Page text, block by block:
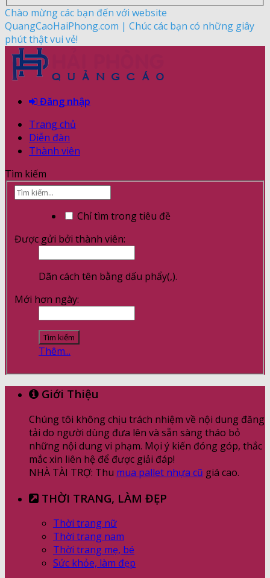
Chào mừng các bạn đến với website
QuangCaoHaiPhong.com | Chúc các bạn có những giây
phút thật vui vẻ!
Đăng nhập
Trang chủ
Diễn đàn
Thành viên
Tìm kiếm
Chỉ tìm trong tiêu đề
Được gửi bởi thành viên:
Dãn cách tên bằng dấu phẩy(,).
Mới hơn ngày:
Thêm...
Giới Thiệu
Chúng tôi không chịu trách nhiệm về nội dung đăng
tải do người dùng đưa lên và sẵn sàng tháo bỏ
những nội dung vi phạm. Mọi ý kiến đóng góp, thắc
mắc xin liên hệ để được giải đáp!
NHÀ TÀI TRỢ: Thu mua pallet nhựa cũ giá cao.
THỜI TRANG, LÀM ĐẸP
Thời trang nữ
Thời trang nam
Thời trang mẹ, bé
Sức khỏe, làm đẹp